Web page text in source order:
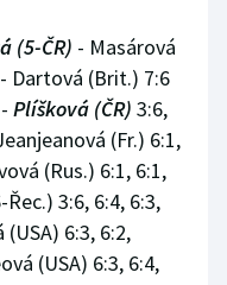
(5-ČR) - Masárová
- Dartová (Brit.) 7:6
Plíšková (ČR) 3:6,
(Fr.) 6:1,
(Rus.) 6:1, 6:1,
3:6, 6:4, 6:3,
6:3, 6:2,
(USA) 6:3, 6:4,